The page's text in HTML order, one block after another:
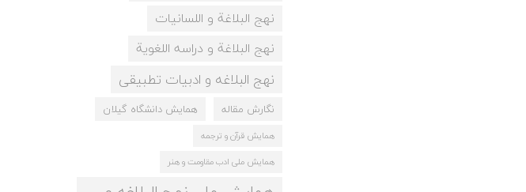
نهج البلاغة و اللسانيات
نهج البلاغة و دراسه اللغویة
نهج البلاغه و ادبيات تطبيقی
نگارش مقاله همایش دانشگاه گیلان
همایش قرآن و ترجمه
همایش ملی ادب مقاومت و هنر